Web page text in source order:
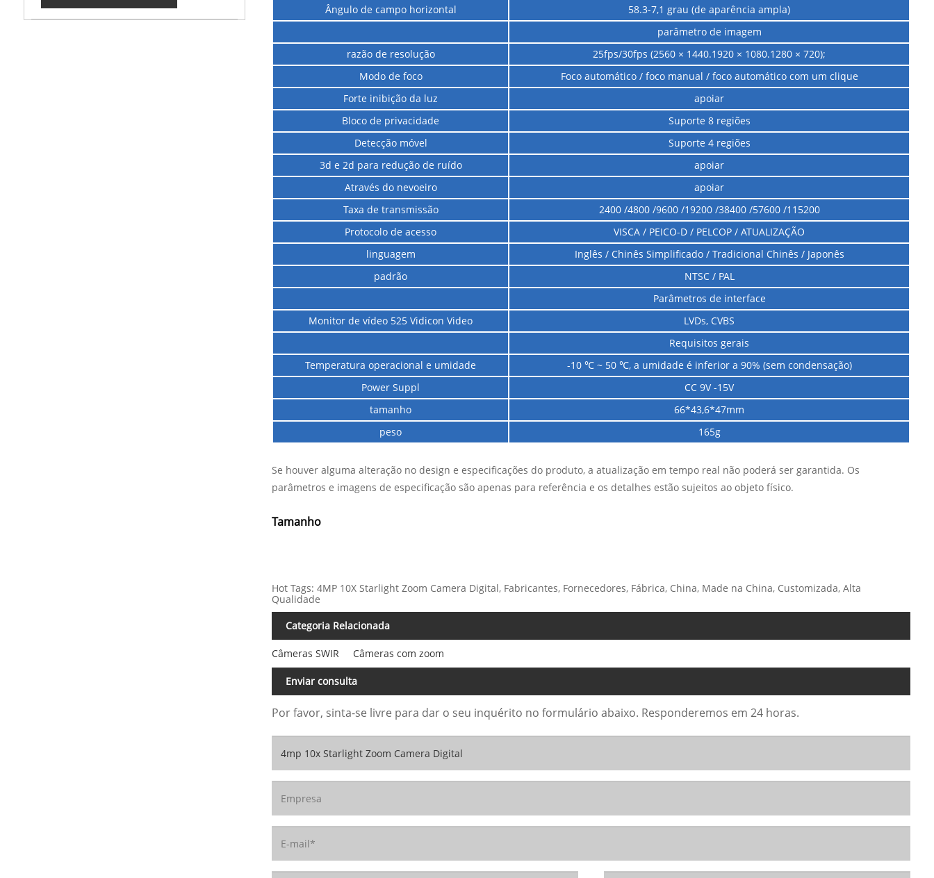
Ângulo de campo horizontal
58.3-7,1 grau (de aparência ampla)
parâmetro de imagem
razão de resolução
25fps/30fps (2560 × 1440.1920 × 1080.1280 × 720);
Modo de foco
Foco automático / foco manual / foco automático com um clique
Forte inibição da luz
apoiar
Bloco de privacidade
Suporte 8 regiões
Detecção móvel
Suporte 4 regiões
3d e 2d para redução de ruído
apoiar
Através do nevoeiro
apoiar
Taxa de transmissão
2400 /4800 /9600 /19200 /38400 /57600 /115200
Protocolo de acesso
VISCA / PEICO-D / PELCOP / ATUALIZAÇÃO
linguagem
Inglês / Chinês Simplificado / Tradicional Chinês / Japonês
padrão
NTSC / PAL
Parâmetros de interface
Monitor de vídeo 525 Vidicon Video
LVDs, CVBS
Requisitos gerais
Temperatura operacional e umidade
-10 ℃ ~ 50 ℃, a umidade é inferior a 90% (sem condensação)
Power Suppl
CC 9V -15V
tamanho
66*43,6*47mm
peso
165g
Se houver alguma alteração no design e especificações do produto, a atualização em tempo real não poderá ser garantida. Os
parâmetros e imagens de especificação são apenas para referência e os detalhes estão sujeitos ao objeto físico.
Tamanho
Hot Tags: 4MP 10X Starlight Zoom Camera Digital, Fabricantes, Fornecedores, Fábrica, China, Made na China, Customizada, Alta
Qualidade
Categoria Relacionada
Câmeras SWIR Câmeras com zoom
Enviar consulta
Por favor, sinta-se livre para dar o seu inquérito no formulário abaixo. Responderemos em 24 horas.